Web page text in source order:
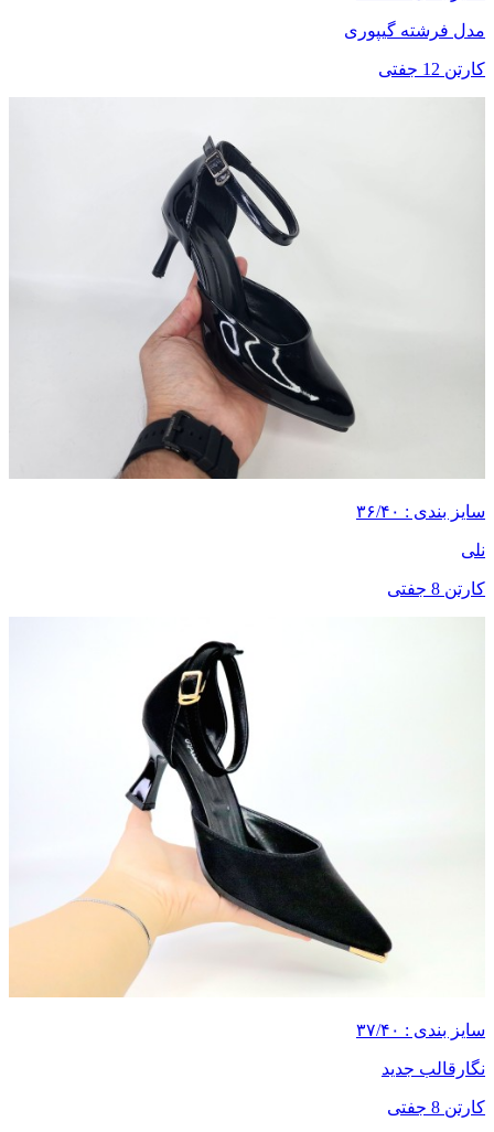
مدل فرشته گیپوری
کارتن 12 جفتی
سایز بندی : ۳۶/۴۰
نلی
کارتن 8 جفتی
سایز بندی : ۳۷/۴۰
نگارقالب جدید
کارتن 8 جفتی